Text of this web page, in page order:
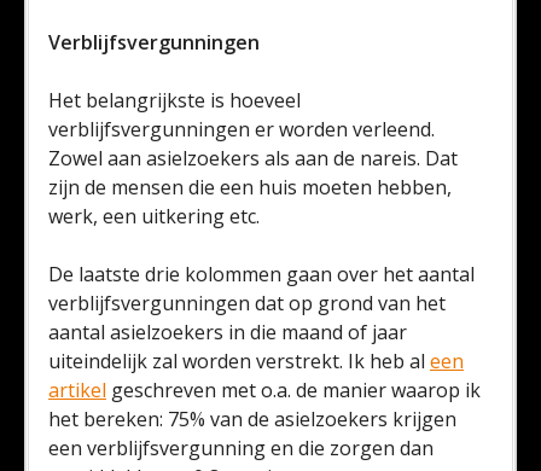
Verblijfsvergunningen
Het belangrijkste is hoeveel
verblijfsvergunningen er worden verleend.
Zowel aan asielzoekers als aan de nareis. Dat
zijn de mensen die een huis moeten hebben,
werk, een uitkering etc.
De laatste drie kolommen gaan over het aantal
verblijfsvergunningen dat op grond van het
aantal asielzoekers in die maand of jaar
uiteindelijk zal worden verstrekt. Ik heb al een
artikel geschreven met o.a. de manier waarop ik
het bereken: 75% van de asielzoekers krijgen
een verblijfsvergunning en die zorgen dan